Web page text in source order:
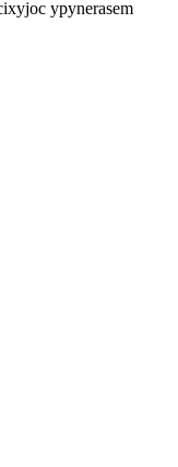
ypynerasem